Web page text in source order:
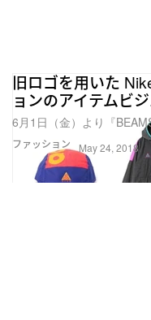
ファッション
旧ロゴを用いた
ョンのアイテムビ
6月1日（金）より『
May 24, 2018